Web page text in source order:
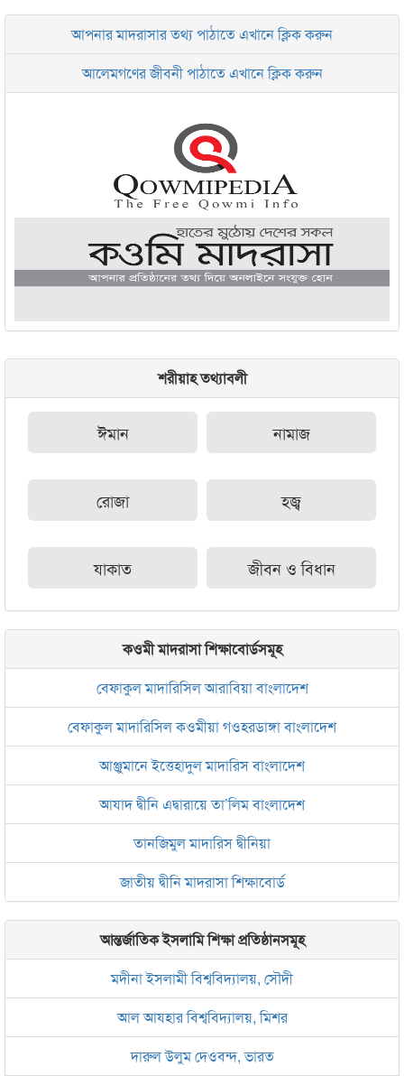
জামেয়া দারুল মা‘আরিফ আল-ইসলামিয়া চট্টগ্রাম
ইসলামিক রিসার্চ সেন্টার বাংলাদেশ বসুন্ধরা
জামেয়া আরাবিয়া রহমানিয়া, ঢাকা
জামেয়া কুরআনিয়া লালবাগ ঢাকা
আপনার মাদরাসার তথ্য পাঠাতে এখানে ক্লিক করুন
আলেমগণের জীবনী পাঠাতে এখানে ক্লিক করুন
শরীয়াহ তথ্যাবলী
ঈমান নামাজ
রোজা হজ্ব
যাকাত জীবন ও বিধান
কওমী মাদরাসা শিক্ষাবোর্ডসমূহ
বেফাকুল মাদারিসিল আরাবিয়া বাংলাদেশ
বেফাকুল মাদারিসিল কওমীয়া গওহরডাঙ্গা বাংলাদেশ
আঞ্জুমানে ইত্তেহাদুল মাদারিস বাংলাদেশ
আযাদ দ্বীনি এদ্বারায়ে তা’লিম বাংলাদেশ
তানজিমুল মাদারিস দ্বীনিয়া
জাতীয় দ্বীনি মাদরাসা শিক্ষাবোর্ড
আন্তর্জাতিক ইসলামি শিক্ষা প্রতিষ্ঠানসমূহ
মদীনা ইসলামী বিশ্ববিদ্যালয়, সৌদী
আল আযহার বিশ্ববিদ্যালয়, মিশর
দারুল উলুম দেওবন্দ, ভারত